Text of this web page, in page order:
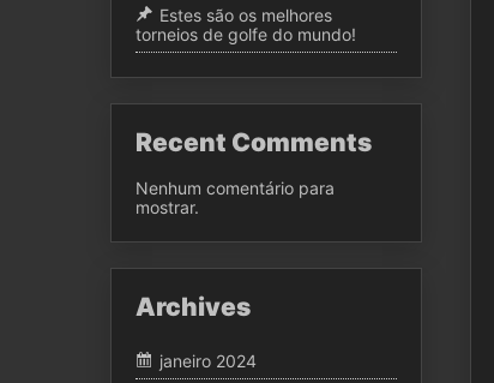
Estes são os melhores
torneios de golfe do mundo!
Recent Comments
Nenhum comentário para
mostrar.
Archives
janeiro 2024